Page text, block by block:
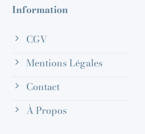
Information
CGV
Mentions Légales
Contact
À Propos